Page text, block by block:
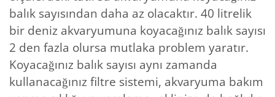
balık sayısından daha az olacaktır. 40 litrelik
bir deniz akvaryumuna koyacağınız balık sayısı
2 den fazla olursa mutlaka problem yaratır.
Koyacağınız balık sayısı aynı zamanda
kullanacağınız filtre sistemi, akvaryuma bakım